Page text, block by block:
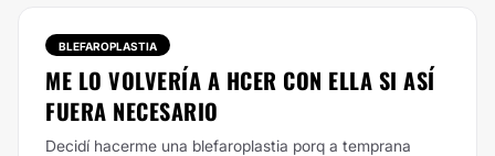
BLEFAROPLASTIA
ME LO VOLVERÍA A HCER CON ELLA SI ASÍ
FUERA NECESARIO
Decidí hacerme una blefaroplastia porq a temprana